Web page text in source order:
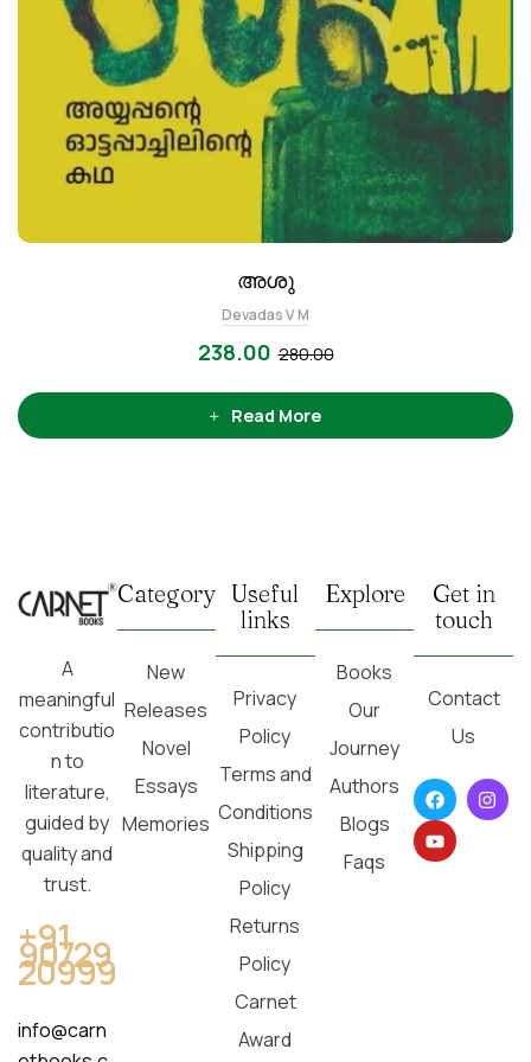
അശു
Devadas V M
280.00
238.00
Read More
A
meaningful
contributio
n to
literature,
guided by
quality and
trust.
+91
90729
20999
info@carn
Category
New
Releases
Novel
Essays
Memories
Useful
links
Privacy
Policy
Terms and
Conditions
Shipping
Policy
Returns
Policy
Carnet
Award
Explore
Books
Our
Journey
Authors
Blogs
Faqs
Get in
touch
Contact
Us